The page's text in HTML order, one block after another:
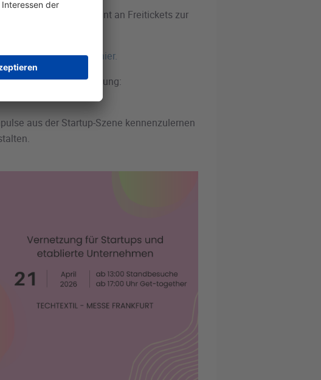
begrenztes Kontingent an Freitickets zur
finden Sie hier.
gerne zur Verfügung:
aus der Startup-Szene kennenzulernen